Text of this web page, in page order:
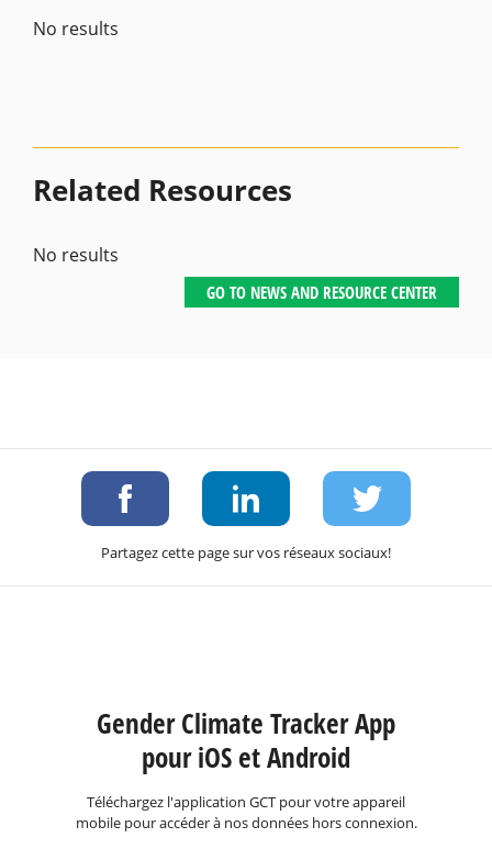
No results
Related Resources
No results
GO TO NEWS AND RESOURCE CENTER
Partagez cette page sur vos réseaux sociaux!
Gender Climate Tracker App
pour iOS et Android
Téléchargez l'application GCT pour votre appareil
mobile pour accéder à nos données hors connexion.